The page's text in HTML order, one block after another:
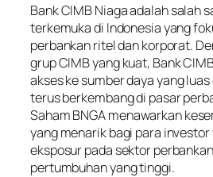
Bank CIMB Niaga adalah salah
terkemuka di Indonesia yang
perbankan ritel dan korporat.
grup CIMB yang kuat, Bank
akses ke sumber daya yang
terus berkembang di pasar
Saham BNGA menawarkan
yang menarik bagi para
eksposur pada sektor
pertumbuhan yang tinggi.